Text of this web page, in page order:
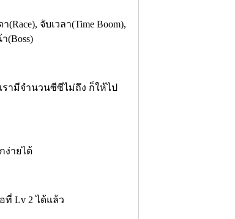
จับเวลา(Time Boom),
(Boss)
ามีจำนวนซีซีไม่ถึง ก็ให้ไป
ง่ายได้
ที่ Lv 2 ได้แล้ว